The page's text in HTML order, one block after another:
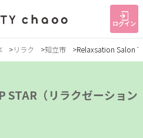
ログイン
めてご利用の方
リラク 知立市 Relaxsation Salon
（リラクゼーション